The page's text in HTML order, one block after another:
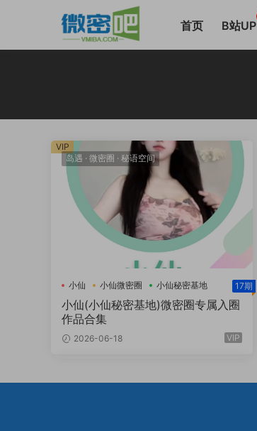
首页 B站UP
岛遇 · 微密圈 · 秘语空间
小仙 小仙微密圈 小仙秘密基地 17期
小仙(小仙秘密基地)微密圈专属入圈
作品合集
2026-06-18 VIP
VIP